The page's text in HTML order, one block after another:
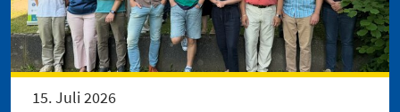
15. Juli 2026